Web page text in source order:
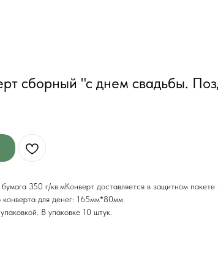
сборный "с днем свадьбы.
350 г/кв.мКонверт доставляется в защитном пакете
конверта для денег: 165мм*80мм.
В упаковке 10 штук.